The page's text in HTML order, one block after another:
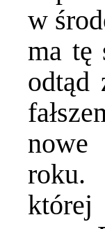
w
ma tę
odtąd
nowe
roku.
której